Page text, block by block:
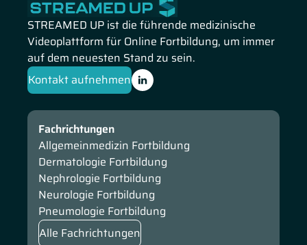
STREAMED UP ist die führende medizinische
Videoplattform für Online Fortbildung, um immer
auf dem neuesten Stand zu sein.
Kontakt aufnehmen
Fachrichtungen
Allgemeinmedizin Fortbildung
Dermatologie Fortbildung
Nephrologie Fortbildung
Neurologie Fortbildung
Pneumologie Fortbildung
Alle Fachrichtungen